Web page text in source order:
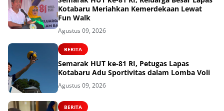
Kotabaru Meriahkan Kemerdekaan Lewat
Fun Walk
Agustus 09, 2026
BERITA
Semarak HUT ke-81 RI, Petugas Lapas
Kotabaru Adu Sportivitas dalam Lomba Voli
Agustus 09, 2026
BERITA